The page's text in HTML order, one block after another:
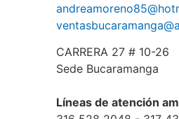
CARRERA 27 # 10-26
Sede Bucaramanga
Líneas de atención